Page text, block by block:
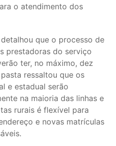
o atendimento dos
que o processo de
prestadoras do serviço
ter, no máximo, dez
ressaltou que os
e estadual serão
na maioria das linhas e
rurais é flexível para
e novas matrículas